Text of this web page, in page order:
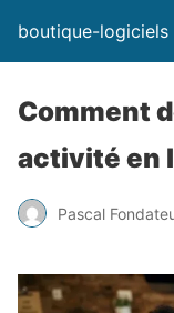
boutique-logiciels
Comment
activité en
Pascal